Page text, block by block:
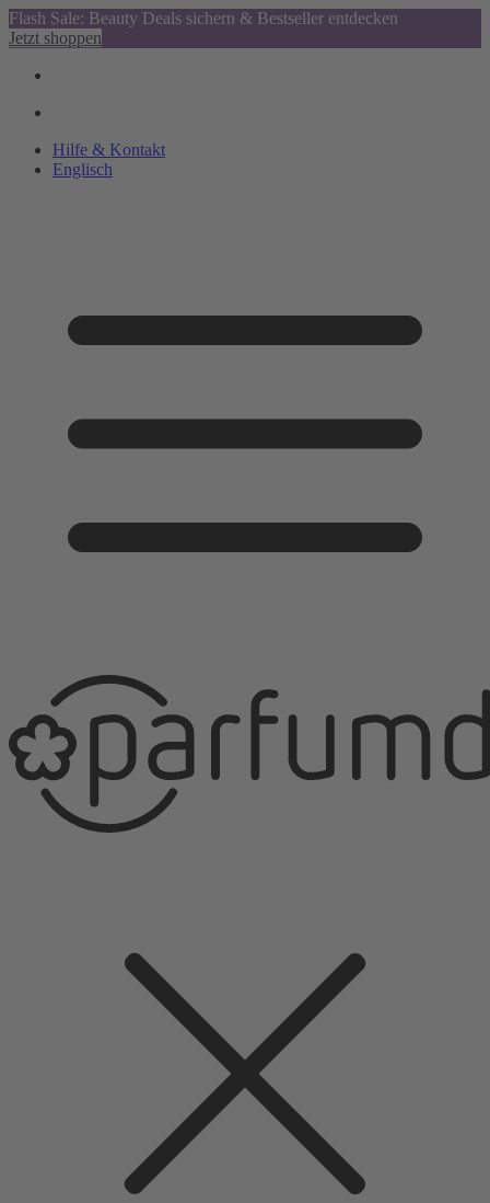
Flash Sale: Beauty Deals sichern & Bestseller entdecken
Jetzt shoppen
Hilfe & Kontakt
Englisch